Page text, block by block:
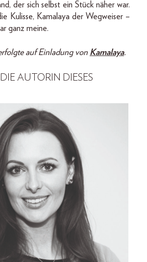
der sich selbst ein Stück näher war.
Kulisse, Kamalaya der Wegweiser –
ganz meine.
auf Einladung von Kamalaya.
AUTORIN DIESES